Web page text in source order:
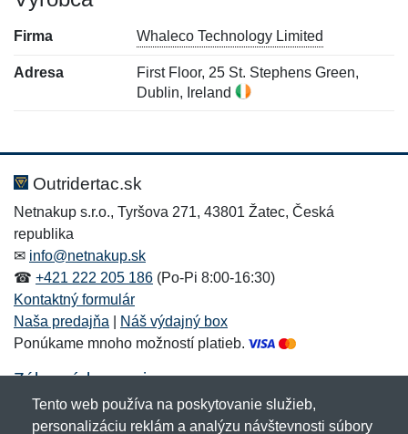
Firma Whaleco Technology Limited
Adresa
First Floor, 25 St. Stephens Green,
Dublin, Ireland
Hodnotenie:
Meno:*
E-mail:
Správa*
Meno:
E-mail:*
Správa*
Outridertac.sk
Netnakup s.r.o., Tyršova 271, 43801 Žatec, Česká
republika
✉ info@netnakup.sk
☎ +421 222 205 186 (Po-Pi 8:00-16:30)
Kontaktný formulár
Naša predajňa
Náš výdajný box
Ponúkame mnoho možností platieb.
Zákaznícky servis
Novinky emailom
Tento web používa na poskytovanie služieb,
personalizáciu reklám a analýzu návštevnosti súbory